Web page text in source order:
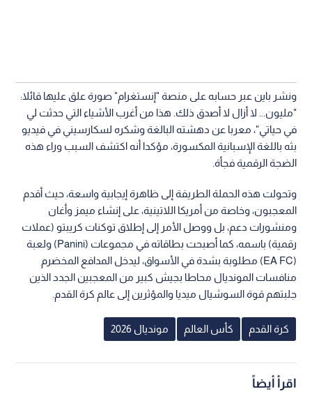
ونشر باين عبر حسابه على منصة "إنستغرام" صورة علق عليها قائلا:
"مليون... لا أزال لا أصدق ذلك. هذا من أغرب الأشياء التي حدثت لي
في حياتي"، معربا عن دهشته البالغة وشكره لسكارسيني في فيديو
بثه باللغة الإسبانية المكسورة، مؤكدا أنه اكتشف السبب وراء هذه
الضجة الرقمية فجأة.
وتحولت هذه الحملة الطريفة إلى ظاهرة إيجابية واسعة، حيث أقدم
المعجبون، وخاصة من أمريكا اللاتينية، على إنشاء ميمز وأغان
ومنشورات دعم، بل ووصل الأمر إلى إطلاق توكنات كريبتو (عملات
رقمية) باسمه، كما أصبحت بطاقاته في مجموعات (Panini) ولعبة
(EA FC) مطلوبة بشدة في الأسواق، ليدخل المدافع المخضرم
منافسات المونديال محاطا بجيش كبير من المعجبين الجدد الذين
جلبتهم قوة السوشيال ميديا والمؤثرين إلى عالم كرة القدم.
كرة القدم كأس العالم مونديال 2026
اقرأ أيضاً